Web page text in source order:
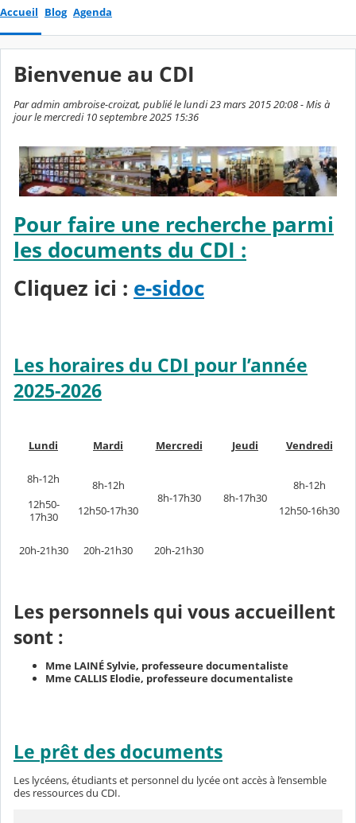
Accueil Blog Agenda
Bienvenue au CDI
Par admin ambroise-croizat, publié le lundi 23 mars 2015 20:08 - Mis à
jour le mercredi 10 septembre 2025 15:36
Pour faire une recherche parmi
les documents du CDI :
Cliquez ici : e-sidoc
Les horaires du CDI pour l’année
2025-2026
Lundi Mardi Mercredi Jeudi Vendredi
8h-12h
12h50-
17h30
8h-12h
12h50-17h30
8h-17h30 8h-17h30
8h-12h
12h50-16h30
20h-21h30 20h-21h30 20h-21h30
Les personnels qui vous accueillent
sont :
Mme LAINÉ Sylvie, professeure documentaliste
Mme CALLIS Elodie, professeure documentaliste
Le prêt des documents
Les lycéens, étudiants et personnel du lycée ont accès à l’ensemble
des ressources du CDI.